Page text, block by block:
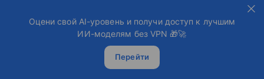
Оцени свой AI-уровень и получи доступ к лучшим
ИИ-моделям без VPN 🎁🚀
Перейти